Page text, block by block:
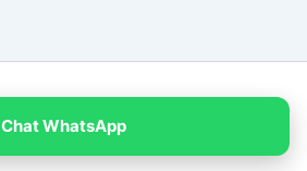
Chat WhatsApp